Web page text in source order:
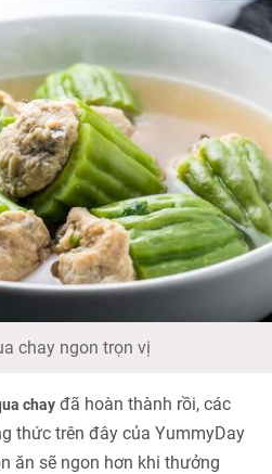
chay ngon trọn vị
chay đã hoàn thành rồi, các
thức trên đây của YummyDay
ăn sẽ ngon hơn khi thưởng